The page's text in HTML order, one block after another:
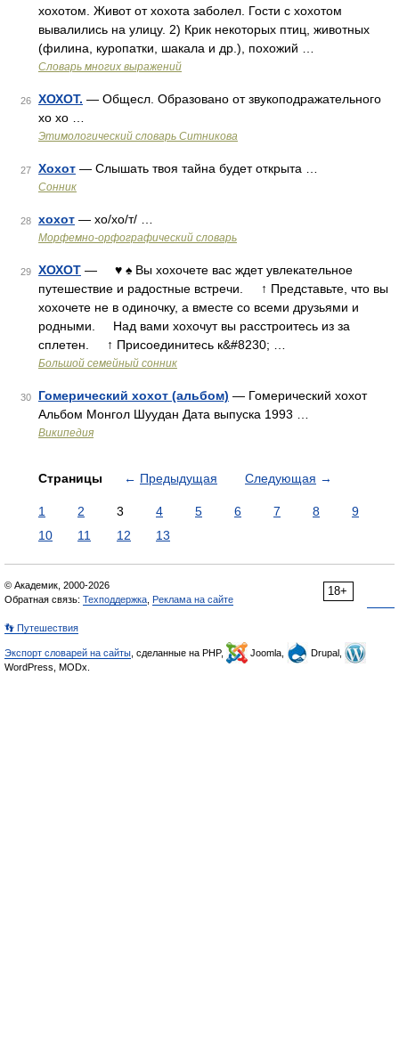
хохотом. Живот от хохота заболел. Гости с хохотом
вывалились на улицу. 2) Крик некоторых птиц, животных
(филина, куропатки, шакала и др.), похожий …
Словарь многих выражений
26 ХОХОТ. — Общесл. Образовано от звукоподражательного
хо хо …
Этимологический словарь Ситникова
27 Хохот — Слышать твоя тайна будет открыта …
Сонник
28 хохот — хо/хо/т/ …
Морфемно-орфографический словарь
29 ХОХОТ — ♥ ♠ Вы хохочете вас ждет увлекательное
путешествие и радостные встречи. ↑ Представьте, что вы
хохочете не в одиночку, а вместе со всеми друзьями и
родными. Над вами хохочут вы расстроитесь из за
сплетен. ↑ Присоединитесь к&#8230; …
Большой семейный сонник
30 Гомерический хохот (альбом) — Гомерический хохот
Альбом Монгол Шуудан Дата выпуска 1993 …
Википедия
Страницы ← Предыдущая Следующая →
1 2 3 4 5 6 7 8
9
10
11 12 13
18+
© Академик, 2000-2026
Обратная связь: Техподдержка Реклама на сайте
👣 Путешествия
Экспорт словарей на сайты , сделанные на PHP, Joomla,
Drupal,
WordPress, MODx.